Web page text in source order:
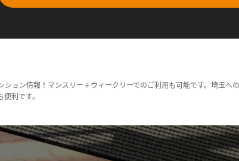
ョン情報！マンスリー＋ウィークリーでのご利用も可能です。埼玉
利です。